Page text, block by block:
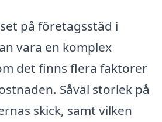
på företagsstäd i
vara en komplex
det finns flera faktorer
Såväl storlek på
skick, samt vilken